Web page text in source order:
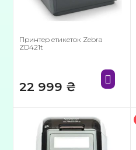
Принтер етикеток Zebra
ZD421t
22 999 ₴